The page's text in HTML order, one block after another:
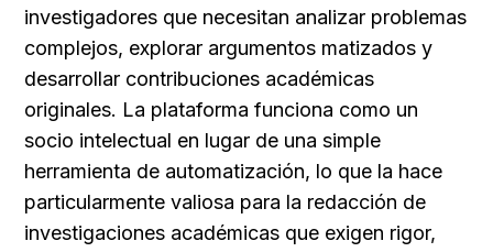
investigadores que necesitan analizar problemas
complejos, explorar argumentos matizados y
desarrollar contribuciones académicas
originales. La plataforma funciona como un
socio intelectual en lugar de una simple
herramienta de automatización, lo que la hace
particularmente valiosa para la redacción de
investigaciones académicas que exigen rigor,